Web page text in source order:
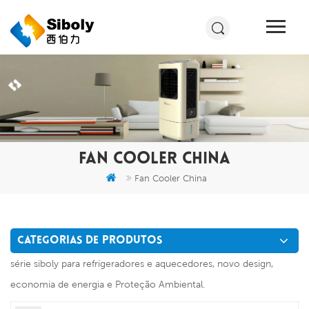
FAN COOLER CHINA
Fan Cooler China
CATEGORIAS DE PRODUTOS
série siboly para refrigeradores e aquecedores, novo design,
economia de energia e Proteção Ambiental.